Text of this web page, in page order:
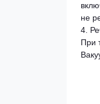
не
4.
При